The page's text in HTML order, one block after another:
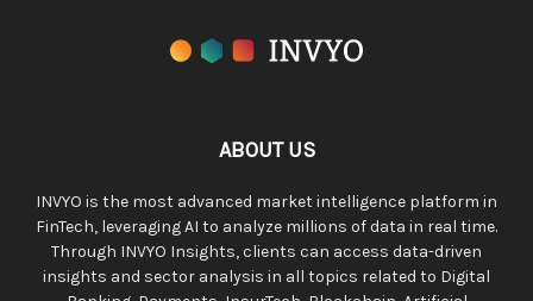
ABOUT US
INVYO is the most advanced market intelligence platform in
FinTech, leveraging AI to analyze millions of data in real time.
Through INVYO Insights, clients can access data-driven
insights and sector analysis in all topics related to Digital